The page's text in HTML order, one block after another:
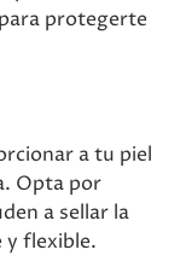
protegerte
a tu piel
Opta por
a sellar la
y flexible.